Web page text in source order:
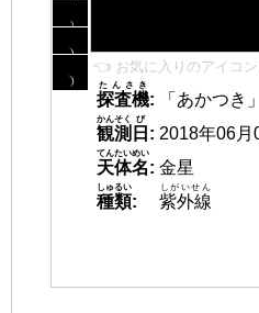
👈 お気に入りのアイコン
探査機
たんさき
:
「あかつき」
観測
かんそく
日
び
: 2018年06月
天体名
てんたいめい
: 金星
種類
しゅるい
: 紫外線
しがいせん